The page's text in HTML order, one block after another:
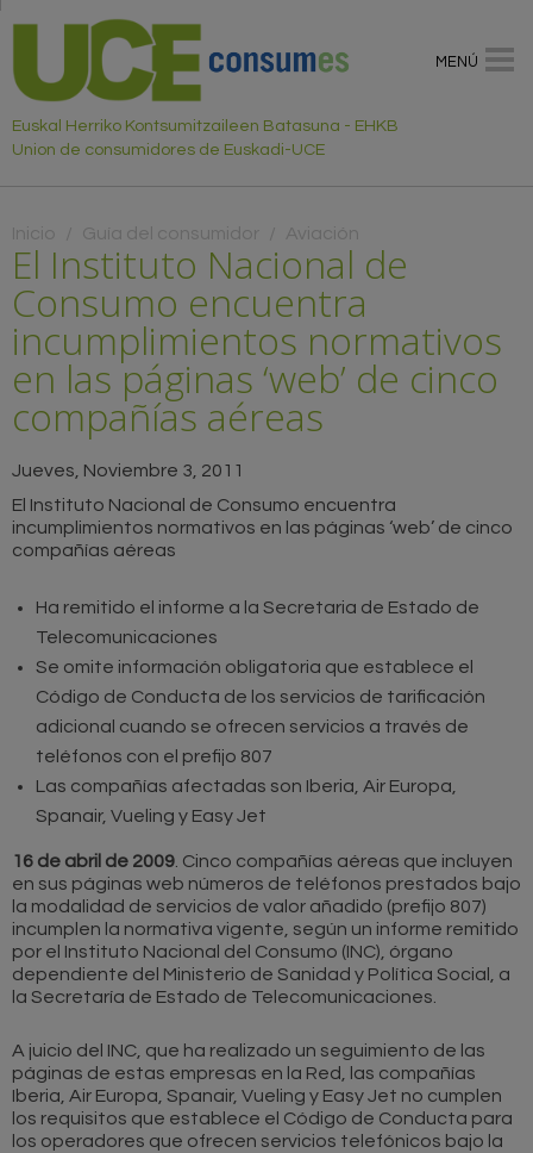
Euskal Herriko Kontsumitzaileen Batasuna - EHKB
Union de consumidores de Euskadi-UCE
Usted está aquí
Inicio Guía del consumidor Aviación
El Instituto Nacional de
Consumo encuentra
incumplimientos normativos
en las páginas ‘web’ de cinco
compañías aéreas
Jueves, Noviembre 3, 2011
El Instituto Nacional de Consumo encuentra
incumplimientos normativos en las páginas ‘web’ de cinco
compañías aéreas
Ha remitido el informe a la Secretaria de Estado de
Telecomunicaciones
Se omite información obligatoria que establece el
Código de Conducta de los servicios de tarificación
adicional cuando se ofrecen servicios a través de
teléfonos con el prefijo 807
Las compañías afectadas son Iberia, Air Europa,
Spanair, Vueling y Easy Jet
16 de abril de 2009 . Cinco compañías aéreas que incluyen
en sus páginas web números de teléfonos prestados bajo
la modalidad de servicios de valor añadido (prefijo 807)
incumplen la normativa vigente, según un informe remitido
por el Instituto Nacional del Consumo (INC), órgano
dependiente del Ministerio de Sanidad y Política Social, a
la Secretaría de Estado de Telecomunicaciones.
A juicio del INC, que ha realizado un seguimiento de las
páginas de estas empresas en la Red, las compañías
Iberia, Air Europa, Spanair, Vueling y Easy Jet no cumplen
los requisitos que establece el Código de Conducta para
los operadores que ofrecen servicios telefónicos bajo la
MENÚ